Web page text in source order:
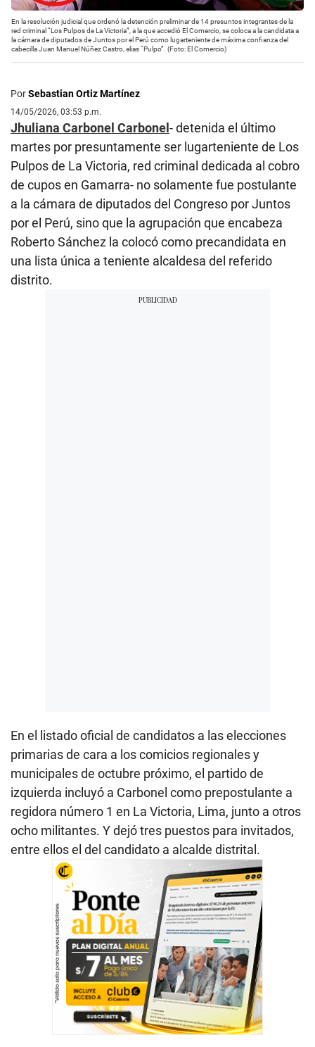
En la resolución judicial que ordenó la detención preliminar de 14 presuntos integrantes de la
red criminal “Los Pulpos de La Victoria”, a la que accedió El Comercio, se coloca a la candidata a
la cámara de diputados de Juntos por el Perú como lugarteniente de máxima confianza del
cabecilla Juan Manuel Núñez Castro, alias “Pulpo”. (Foto: El Comercio)
PorSebastian Ortiz Martínez
14/05/2026, 03:53 p.m.
Jhuliana Carbonel Carbonel - detenida el último
martes por presuntamente ser lugarteniente de Los
Pulpos de La Victoria, red criminal dedicada al cobro
de cupos en Gamarra- no solamente fue postulante
a la cámara de diputados del Congreso por Juntos
por el Perú, sino que la agrupación que encabeza
Roberto Sánchez la colocó como precandidata en
una lista única a teniente alcaldesa del referido
distrito.
En el listado oficial de candidatos a las elecciones
primarias de cara a los comicios regionales y
municipales de octubre próximo, el partido de
izquierda incluyó a Carbonel como prepostulante a
regidora número 1 en La Victoria, Lima, junto a otros
ocho militantes. Y dejó tres puestos para invitados,
entre ellos el del candidato a alcalde distrital.